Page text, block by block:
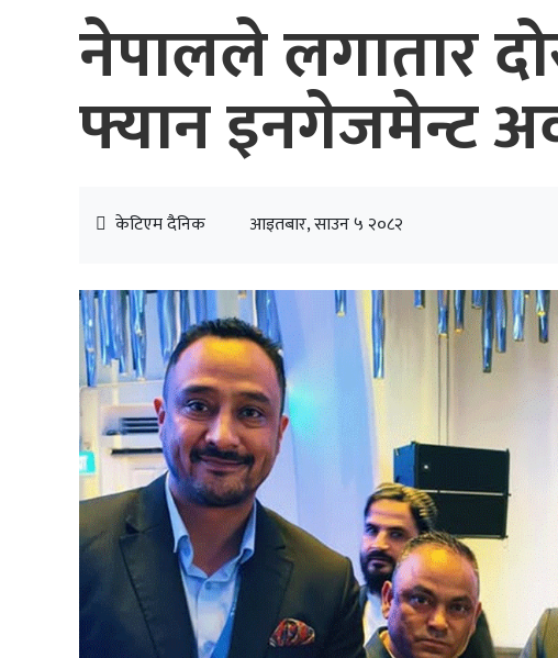
नेपालले लगातार
फ्यान इनगेजमेन्ट
केटिएम दैनिक आइतबार, साउन ५ २०८२